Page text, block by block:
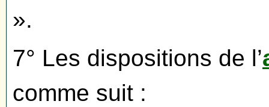
».
7° Les dispositions de l’
comme suit :